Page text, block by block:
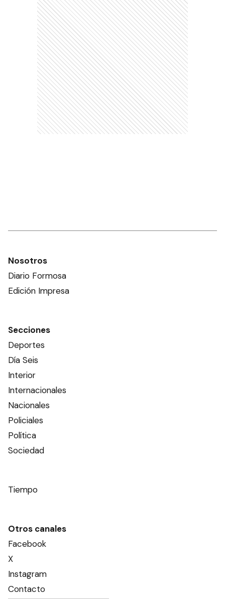
Nosotros
Diario Formosa
Edición Impresa
Secciones
Deportes
Día Seis
Interior
Internacionales
Nacionales
Policiales
Política
Sociedad
Tiempo
Otros canales
Facebook
X
Instagram
Contacto